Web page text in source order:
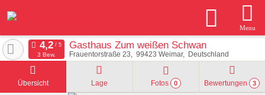
Menu
Gasthaus Zum weißen Schwan
Frauentorstraße 23 99423 Weimar Deutschland
3 Bew.
Übersicht Lage Fotos 0 Bewertungen 3